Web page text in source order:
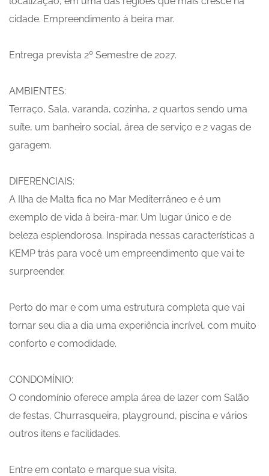
cidade. Empreendimento à beira mar.
Entrega prevista 2º Semestre de 2027.
AMBIENTES:
Terraço, Sala, varanda, cozinha, 2 quartos sendo uma
suíte, um banheiro social, área de serviço e 2 vagas de
garagem.
DIFERENCIAIS:
A Ilha de Malta fica no Mar Mediterrâneo e é um
exemplo de vida à beira-mar. Um lugar único e de
beleza esplendorosa. Inspirada nessas características a
KEMP trás para você um empreendimento que vai te
surpreender.
Perto do mar e com uma estrutura completa que vai
tornar seu dia a dia uma experiência incrível, com muito
conforto e comodidade.
CONDOMÍNIO:
O condomínio oferece ampla área de lazer com Salão
de festas, Churrasqueira, playground, piscina e vários
outros itens e facilidades.
Entre em contato e marque sua visita.